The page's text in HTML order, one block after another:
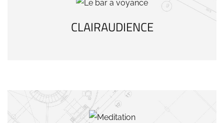
CLAIRAUDIENCE